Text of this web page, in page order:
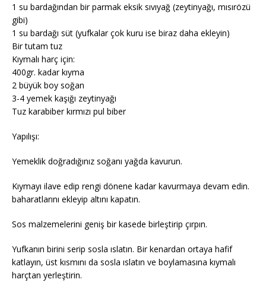
1 su bardağından bir parmak eksik sıvıyağ (zeytinyağı, mısırözü
gibi)
1 su bardağı süt (yufkalar çok kuru ise biraz daha ekleyin)
Bir tutam tuz
Kıymalı harç için:
400gr. kadar kıyma
2 büyük boy soğan
3-4 yemek kaşığı zeytinyağı
Tuz karabiber kırmızı pul biber
Yapılışı:
Yemeklik doğradığınız soğanı yağda kavurun.
Kıymayı ilave edip rengi dönene kadar kavurmaya devam edin.
baharatlarını ekleyip altını kapatın.
Sos malzemelerini geniş bir kasede birleştirip çırpın.
Yufkanın birini serip sosla ıslatın. Bir kenardan ortaya hafif
katlayın, üst kısmını da sosla ıslatın ve boylamasına kıymalı
harçtan yerleştirin.